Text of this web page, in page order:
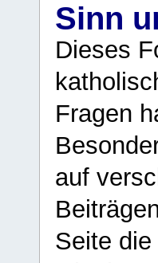
Sinn
Dieses
Fragen
auf
Seite